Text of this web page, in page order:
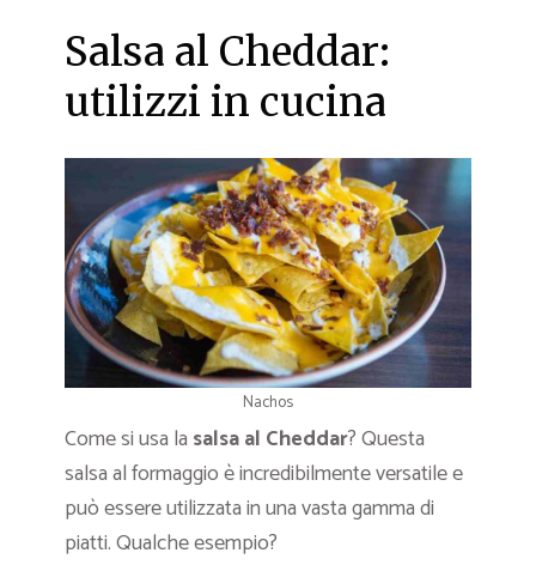
Salsa al Cheddar:
utilizzi in cucina
Nachos
Come si usa la salsa al Cheddar? Questa
salsa al formaggio è incredibilmente versatile e
può essere utilizzata in una vasta gamma di
piatti. Qualche esempio?